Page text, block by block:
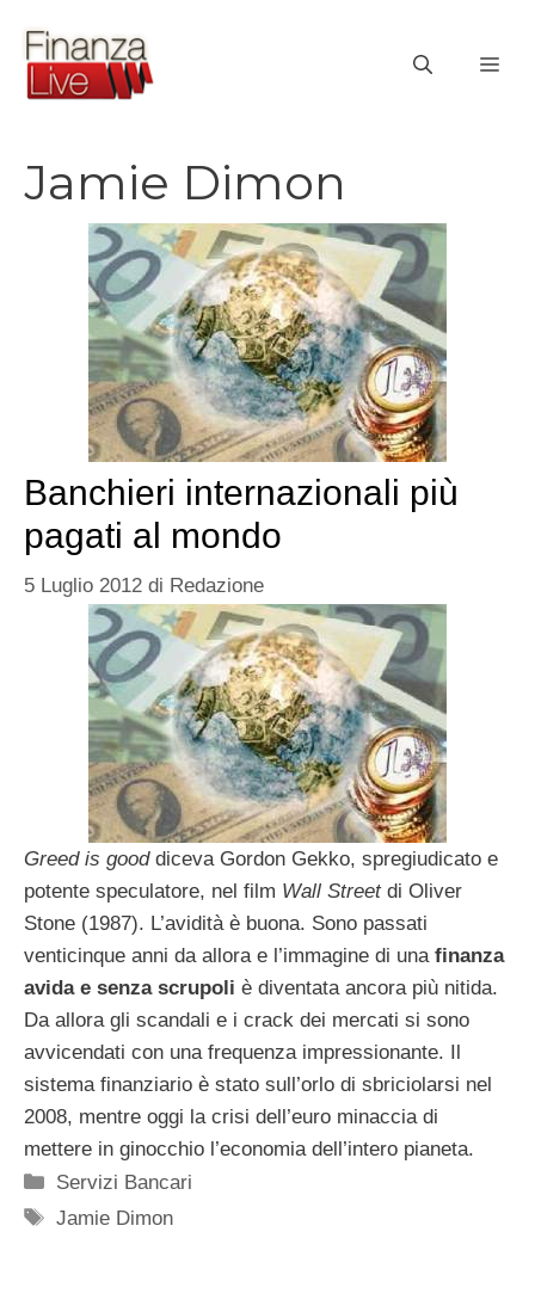
contenuto
Jamie Dimon
Banchieri internazionali più
pagati al mondo
5 Luglio 2012 di Redazione
Greed is good diceva Gordon Gekko, spregiudicato e
potente speculatore, nel film Wall Street di Oliver
Stone (1987). L’avidità è buona. Sono passati
venticinque anni da allora e l’immagine di una finanza
avida e senza scrupoli è diventata ancora più nitida.
Da allora gli scandali e i crack dei mercati si sono
avvicendati con una frequenza impressionante. Il
sistema finanziario è stato sull’orlo di sbriciolarsi nel
2008, mentre oggi la crisi dell’euro minaccia di
mettere in ginocchio l’economia dell’intero pianeta.
Categorie
Servizi Bancari
Tag
Jamie Dimon